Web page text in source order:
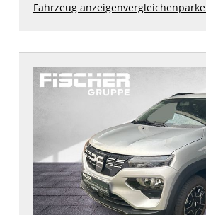
Fahrzeug anzeigenvergleichen